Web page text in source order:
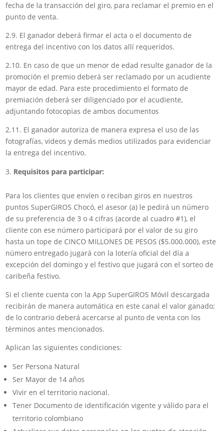
fecha de la transacción del giro, para reclamar el premio en el
punto de venta.
2.9. El ganador deberá firmar el acta o el documento de
entrega del incentivo con los datos allí requeridos.
2.10. En caso de que un menor de edad resulte ganador de la
promoción el premio deberá ser reclamado por un acudiente
mayor de edad. Para este procedimiento el formato de
premiación deberá ser diligenciado por el acudiente,
adjuntando fotocopias de ambos documentos
2.11. El ganador autoriza de manera expresa el uso de las
fotografías, videos y demás medios utilizados para evidenciar
la entrega del incentivo.
Requisitos para participar:
Para los clientes que envíen o reciban giros en nuestros
puntos SuperGIROS Chocó, el asesor (a) le pedirá un número
de su preferencia de 3 o 4 cifras (acorde al cuadro #1), el
cliente con ese número participará por el valor de su giro
hasta un tope de CINCO MILLONES DE PESOS ($5.000.000), este
número entregado jugará con la lotería oficial del día a
excepción del domingo y el festivo que jugará con el sorteo de
caribeña festivo.
Si el cliente cuenta con la App SuperGIROS Móvil descargada
recibirán de manera automática en este canal el valor ganado;
de lo contrario deberá acercarse al punto de venta con los
términos antes mencionados.
Aplican las siguientes condiciones:
Ser Persona Natural
Ser Mayor de 14 años
Vivir en el territorio nacional.
Tener Documento de identificación vigente y válido para el
territorio colombiano